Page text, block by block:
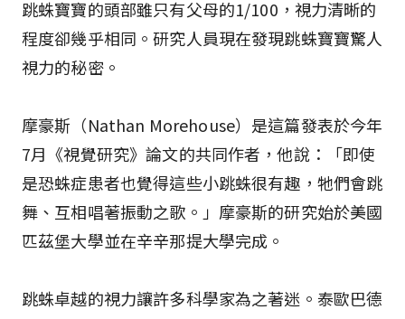
跳蛛寶寶的頭部雖只有父母的1/100，視力清晰的
程度卻幾乎相同。研究人員現在發現跳蛛寶寶驚人
視力的秘密。
摩豪斯（Nathan Morehouse）是這篇發表於今年
7月《視覺研究》論文的共同作者，他說：「即使
是恐蛛症患者也覺得這些小跳蛛很有趣，牠們會跳
舞、互相唱著振動之歌。」摩豪斯的研究始於美國
匹茲堡大學並在辛辛那提大學完成。
跳蛛卓越的視力讓許多科學家為之著迷。泰歐巴德